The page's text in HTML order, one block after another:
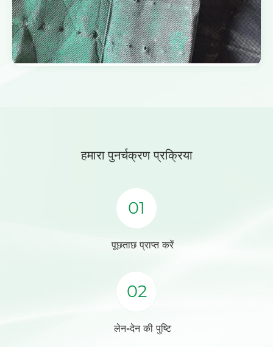
हमारापुनर्चक्रण प्रक्रिया
01
पूछताछ प्राप्त करें
02
लेन-देन की पुष्टि